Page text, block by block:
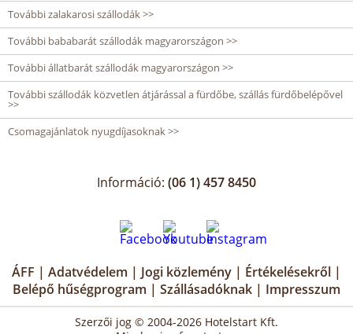
További zalakarosi szállodák >>
További bababarát szállodák magyarországon >>
További állatbarát szállodák magyarországon >>
További szállodák közvetlen átjárással a fürdőbe, szállás fürdőbelépővel
>>
Csomagajánlatok nyugdíjasoknak >>
Információ: (06 1) 457 8450
ÁFF | Adatvédelem | Jogi közlemény | Értékelésekről |
Belépő hűségprogram | Szállásadóknak | Impresszum
Szerzői jog © 2004-2026 Hotelstart Kft.